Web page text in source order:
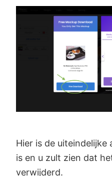
Hier is de uiteindelijke
is en u zult zien dat
verwijderd.